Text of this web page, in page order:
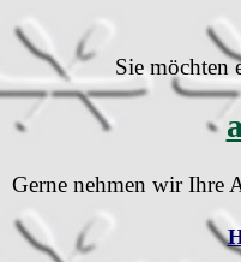
Sie möchten
Gerne nehmen wir Ihre